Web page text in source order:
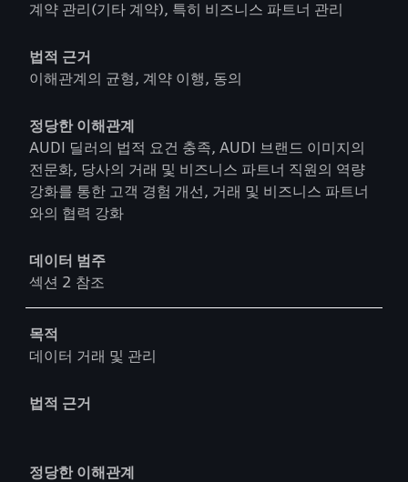
계약 관리(기타 계약), 특히 비즈니스 파트너 관리
법적 근거
이해관계의 균형, 계약 이행, 동의
정당한 이해관계
AUDI 딜러의 법적 요건 충족, AUDI 브랜드 이미지의
전문화, 당사의 거래 및 비즈니스 파트너 직원의 역량
강화를 통한 고객 경험 개선, 거래 및 비즈니스 파트너
와의 협력 강화
데이터 범주
섹션 2 참조
목적
데이터 거래 및 관리
법적 근거
정당한 이해관계